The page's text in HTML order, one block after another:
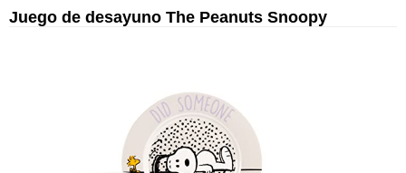
Juego de desayuno The Peanuts Snoopy